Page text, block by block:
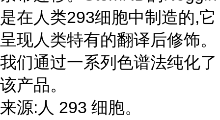
是在人类293细胞中制造的,它
呈现人类特有的翻译后修饰。
我们通过一系列色谱法纯化了
该产品。
来源:人 293 细胞。